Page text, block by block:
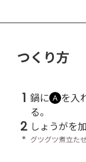
つくり方
1 鍋に Ａ を入
る。
2 しょうがを
＊ グツグツ煮立た